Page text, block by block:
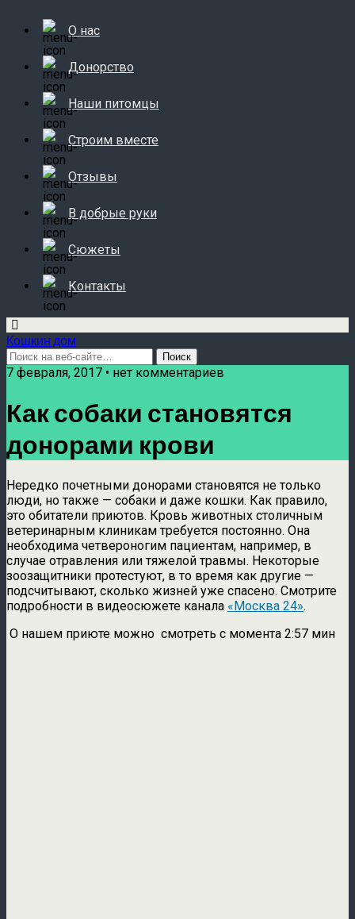
О нас
Донорство
Наши питомцы
Строим вместе
Отзывы
В добрые руки
Сюжеты
Контакты
Кошкин дом
7 февраля, 2017 • нет комментариев
Как собаки становятся
донорами крови
Нередко почетными донорами становятся не только
люди, но также — собаки и даже кошки. Как правило,
это обитатели приютов. Кровь животных столичным
ветеринарным клиникам требуется постоянно. Она
необходима четвероногим пациентам, например, в
случае отравления или тяжелой травмы. Некоторые
зоозащитники протестуют, в то время как другие —
подсчитывают, сколько жизней уже спасено. Смотрите
подробности в видеосюжете канала «Москва 24».
О нашем приюте можно смотреть с момента 2:57 мин